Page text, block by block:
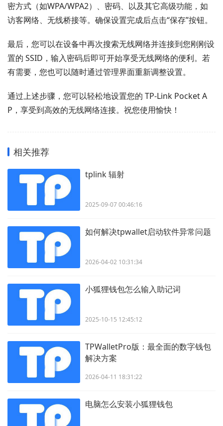
密方式（如WPA/WPA2）、密码、以及其它高级功能，如
访客网络、无线桥接等。确保设置完成后点击“保存”按钮。
最后，您可以在设备中再次搜索无线网络并连接到您刚刚设
置的 SSID，输入密码后即可开始享受无线网络的便利。若
有需要，您也可以随时通过管理界面重新调整设置。
通过上述步骤，您可以轻松地设置您的 TP-Link Pocket A
P，享受到高效的无线网络连接。祝您使用愉快！
相关推荐
tplink 辐射
2025-09-07 00:46:16
如何解决tpwallet启动软件异常问题
2026-04-02 10:31:34
小狐狸钱包怎么输入助记词
2025-10-15 12:45:12
TPWalletPro版：最全面的数字钱包
解决方案
2026-04-11 18:31:22
电脑怎么安装小狐狸钱包